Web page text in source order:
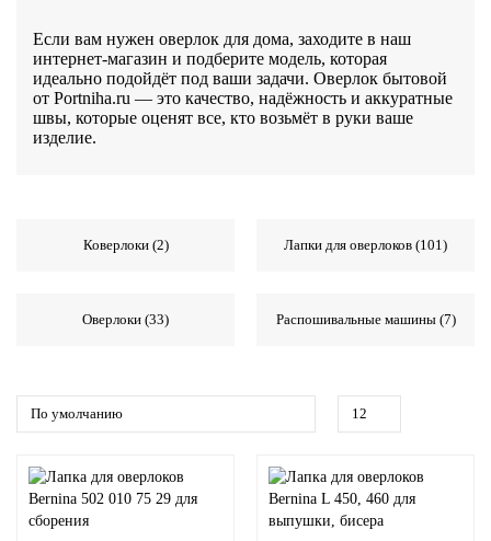
Если вам нужен оверлок для дома, заходите в наш
интернет-магазин и подберите модель, которая
идеально подойдёт под ваши задачи. Оверлок бытовой
от Portniha.ru — это качество, надёжность и аккуратные
швы, которые оценят все, кто возьмёт в руки ваше
изделие.
Коверлоки (2) Лапки для оверлоков (101)
Оверлоки (33) Распошивальные машины (7)